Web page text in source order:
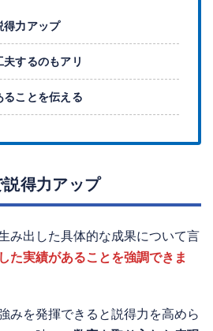
得力アップ
するのもアリ
ことを伝える
得力アップ
み出した具体的な成果について言
た実績があることを強調できま
みを発揮できると説得力を高めら